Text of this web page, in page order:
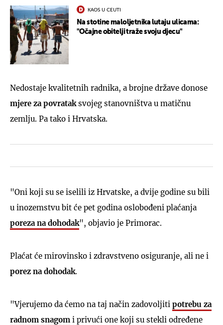
KAOS U CEUTI
Na stotine maloljetnika lutaju ulicama:
"Očajne obitelji traže svoju djecu"
Nedostaje kvalitetnih radnika, a brojne države donose
mjere za povrataksvojeg stanovništva u matičnu
zemlju. Pa tako i Hrvatska.
"Oni koji su se iselili iz Hrvatske, a dvije godine su bili
u inozemstvu bit će pet godina oslobođeni plaćanja
poreza na dohodak", objavio je Primorac.
Plaćat će mirovinsko i zdravstveno osiguranje, ali ne i
porez na dohodak.
"Vjerujemo da ćemo na taj način zadovoljiti potrebu za
radnom snagom i privući one koji su stekli određene